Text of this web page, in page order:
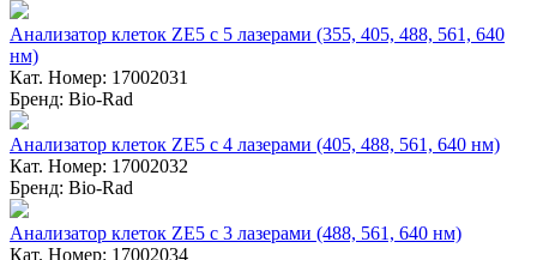
Анализатор клеток ZE5 с 5 лазерами (355, 405, 488, 561, 640
нм)
Кат. Номер: 17002031
Бренд: Bio-Rad
Анализатор клеток ZE5 с 4 лазерами (405, 488, 561, 640 нм)
Кат. Номер: 17002032
Бренд: Bio-Rad
Анализатор клеток ZE5 с 3 лазерами (488, 561, 640 нм)
Кат. Номер: 17002034